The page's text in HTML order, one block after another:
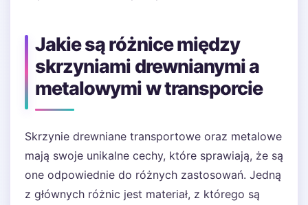
Jakie są różnice między
skrzyniami drewnianymi a
metalowymi w transporcie
Skrzynie drewniane transportowe oraz metalowe
mają swoje unikalne cechy, które sprawiają, że są
one odpowiednie do różnych zastosowań. Jedną
z głównych różnic jest materiał, z którego są